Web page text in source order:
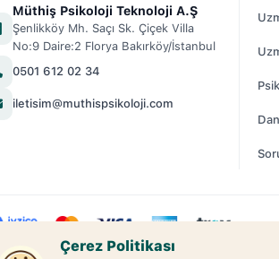
Müthiş Psikoloji Teknoloji A.Ş
Şenlikköy Mh. Saçı Sk. Çiçek Villa
No:9 Daire:2 Florya Bakırköy/İstanbul
0501 612 02 34
iletisim@muthispsikoloji.com
Çerez Politikası